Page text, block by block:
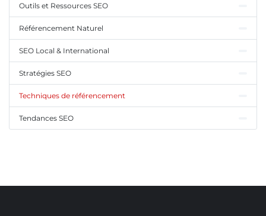
Outils et Ressources SEO
Référencement Naturel
SEO Local & International
Stratégies SEO
Techniques de référencement
Tendances SEO